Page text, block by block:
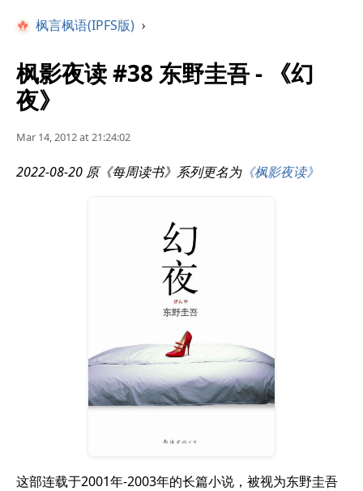
枫言枫语(IPFS版) ›
枫影夜读 #38 东野圭吾 - 《幻
夜》
Mar 14, 2012 at 21:24:02
2022-08-20 原《每周读书》系列更名为《枫影夜读》
这部连载于2001年-2003年的长篇小说，被视为东野圭吾